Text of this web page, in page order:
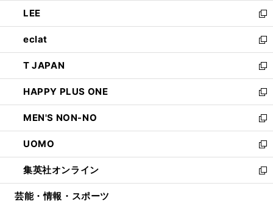
く
で
開
く
ド
ウ
で
開
く
ィ
ン
ド
ウ
で
開
く
し
い
ウ
ィ
ン
ド
ウ
で
開
く
LEE
新
し
い
ウ
ィ
ン
ド
ウ
で
開
く
eclat
新
し
い
ウ
ィ
ン
ド
ウ
で
開
く
T JAPAN
新
し
い
ウ
ィ
ン
ド
ウ
で
開
HAPPY PLUS ONE
新
し
い
ウ
ィ
ン
ド
ウ
MEN'S NON-NO
新
し
い
ウ
ィ
ン
UOMO
新
し
い
ウ
集英社オンライン
新
し
芸能・情報・スポーツ